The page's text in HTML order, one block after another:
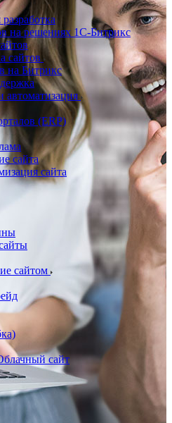
на решениях 1С-Битрикс
сайтов
на Битрикс
автоматизация
(ERP)
сайта
сайта
сайтом
сайт